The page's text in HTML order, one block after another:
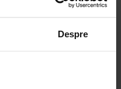
Despre